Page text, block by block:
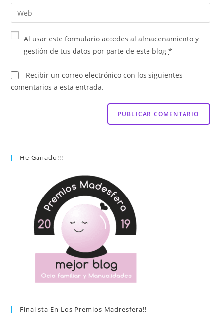
Al usar este formulario accedes al almacenamiento y
gestión de tus datos por parte de este blog*
Recibir un correo electrónico con los siguientes
comentarios a esta entrada.
He Ganado!!!
Finalista En Los Premios Madresfera!!